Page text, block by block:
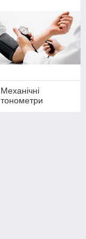
Механічні
тонометри